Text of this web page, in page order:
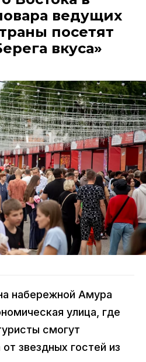
ведущих
посетят
вкуса»
набережной Амура
улица, где
смогут
звездных гостей из